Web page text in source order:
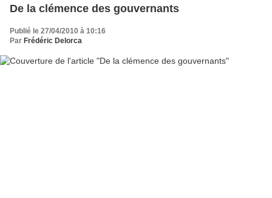
De la clémence des gouvernants
Publié le 27/04/2010 à 10:16
Par Frédéric Delorca